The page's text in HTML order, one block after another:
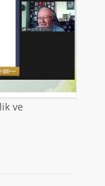
ve